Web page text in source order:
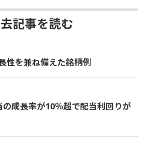
記事を読む
性を兼ね備えた銘柄例
の成長率が10％超で配当利回りが